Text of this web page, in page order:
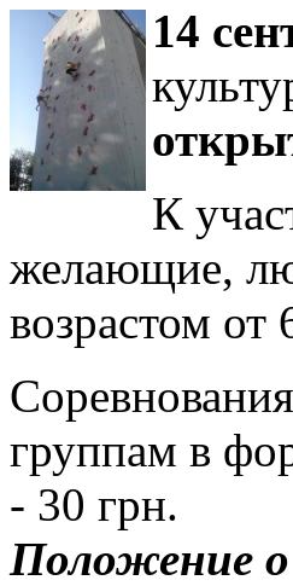
14
К
желающие,
возрастом от
группам в
- 30 грн.
Положение о